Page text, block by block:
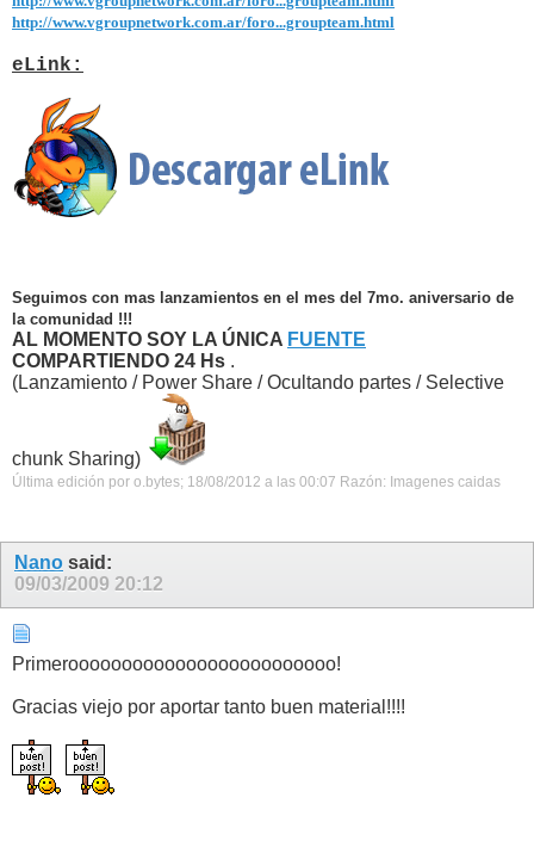
http://www.vgroupnetwork.com.ar/foro...groupteam.html
eLink:
Seguimos con mas lanzamientos en el mes del 7mo. aniversario de
la comunidad !!!
AL MOMENTO SOY LA ÚNICA FUENTE
COMPARTIENDO 24 Hs .
(Lanzamiento / Power Share / Ocultando partes / Selective
chunk Sharing)
Última edición por o.bytes; 18/08/2012 a las 00:07 Razón: Imagenes caidas
Nano said:
09/03/2009 20:12
Primerooooooooooooooooooooooooo!
Gracias viejo por aportar tanto buen material!!!!